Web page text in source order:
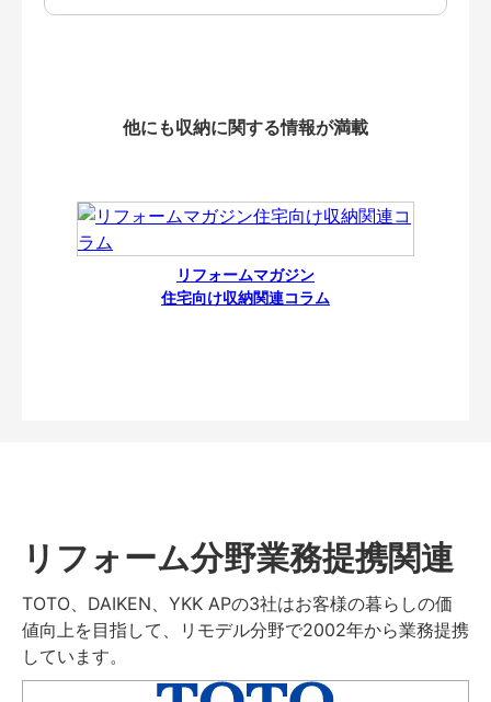
他にも収納に関する情報が満載
リフォームマガジン
住宅向け収納関連コラム
リフォーム分野業務提携関連
TOTO、DAIKEN、YKK APの3社はお客様の暮らしの価
値向上を目指して、リモデル分野で2002年から業務提携
しています。